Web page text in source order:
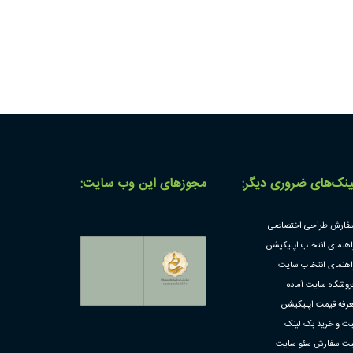
ضروری دیگر:
طراحی اختصاصی
انتخاب اپلیکیشن
انتخاب سایت
سایت آماده
قیمت اپلیکیشن
و خرید بک لینک
سفارش سئو سایت
مجوز‌های این وب سایت: